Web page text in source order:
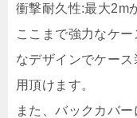
衝撃耐久性:最大2m
ここまで強力なケ
なデザインでケー
用頂けます。
また、バックカバ